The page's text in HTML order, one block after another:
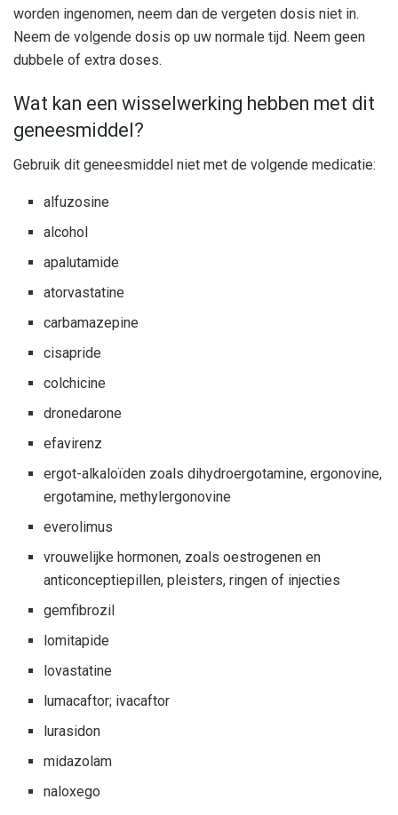
worden ingenomen, neem dan de vergeten dosis niet in.
Neem de volgende dosis op uw normale tijd. Neem geen
dubbele of extra doses.
Wat kan een wisselwerking hebben met dit
geneesmiddel?
Gebruik dit geneesmiddel niet met de volgende medicatie:
alfuzosine
alcohol
apalutamide
atorvastatine
carbamazepine
cisapride
colchicine
dronedarone
efavirenz
ergot-alkaloïden zoals dihydroergotamine, ergonovine,
ergotamine, methylergonovine
everolimus
vrouwelijke hormonen, zoals oestrogenen en
anticonceptiepillen, pleisters, ringen of injecties
gemfibrozil
lomitapide
lovastatine
lumacaftor; ivacaftor
lurasidon
midazolam
naloxego